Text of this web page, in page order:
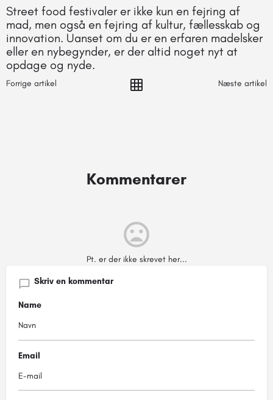
Street food festivaler er ikke kun en fejring af
mad, men også en fejring af kultur, fællesskab og
innovation. Uanset om du er en erfaren madelsker
eller en nybegynder, er der altid noget nyt at
opdage og nyde.
Forrige artikel Næste artikel
Kommentarer
Pt. er der ikke skrevet her...
Skriv en kommentar
Name
Email